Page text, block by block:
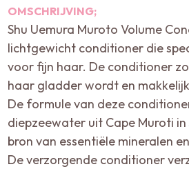
OMSCHRIJVING;
Shu Uemura Muroto Volume
lichtgewicht conditioner die
voor fijn haar. De conditioner
haar gladder wordt en
De formule van deze
diepzeewater uit Cape Muroti in
bron van essentiële mineralen
De verzorgende conditioner